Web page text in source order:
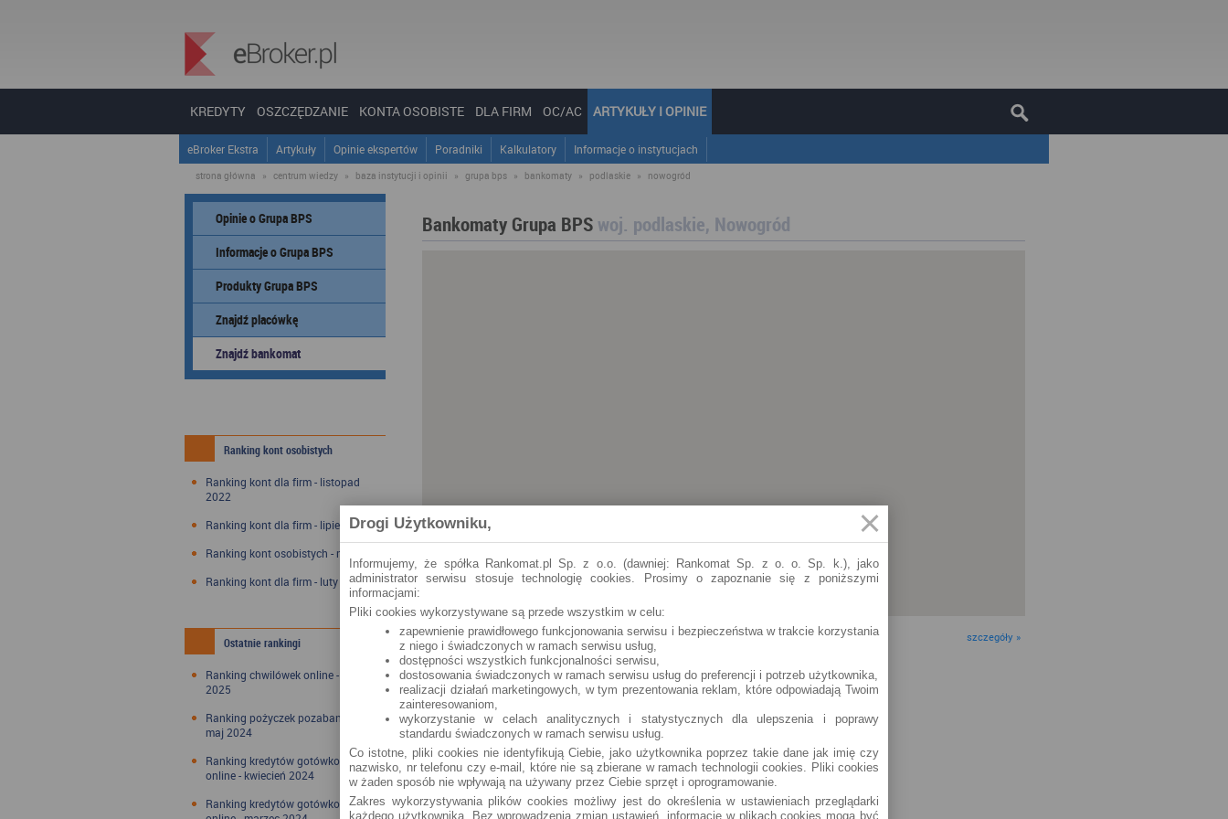
KREDYTY OSZCZĘDZANIE KONTA OSOBISTE DLA FIRM OC/AC ARTYKUŁY I OPINIE
eBroker Ekstra Artykuły Opinie ekspertów Poradniki Kalkulatory Informacje o instytucjach
strona główna » centrum wiedzy » baza instytucji i opinii » grupa bps » bankomaty » podlaskie » nowogród
Opinie o Grupa BPS
Informacje o Grupa BPS
Produkty Grupa BPS
Znajdź placówkę
Znajdź bankomat
Ranking kont osobistych
Ranking kont dla firm - listopad
2022
Ranking kont dla firm - lipiec 2022
Ranking kont osobistych - maj 2022
Ranking kont dla firm - luty 2022
Ostatnie rankingi
Ranking chwilówek online - styczeń
2025
Ranking pożyczek pozabankowych -
maj 2024
Ranking kredytów gotówkowych
online - kwiecień 2024
Ranking kredytów gotówkowych
Bankomaty Grupa BPS woj. podlaskie, Nowogród
Nowogród Nadnarwiańska 1 (24h) szczegóły »
Drogi Użytkowniku,
Informujemy, że spółka Rankomat.pl Sp. z o.o. (dawniej: Rankomat Sp. z o. o. Sp. k.), jako
administrator serwisu stosuje technologię cookies. Prosimy o zapoznanie się z poniższymi
informacjami:
Pliki cookies wykorzystywane są przede wszystkim w celu:
zapewnienie prawidłowego funkcjonowania serwisu i bezpieczeństwa w trakcie korzystania
z niego i świadczonych w ramach serwisu usług,
dostępności wszystkich funkcjonalności serwisu,
dostosowania świadczonych w ramach serwisu usług do preferencji i potrzeb użytkownika,
realizacji działań marketingowych, w tym prezentowania reklam, które odpowiadają Twoim
zainteresowaniom,
wykorzystanie w celach analitycznych i statystycznych dla ulepszenia i poprawy
standardu świadczonych w ramach serwisu usług.
Co istotne, pliki cookies nie identyfikują Ciebie, jako użytkownika poprzez takie dane jak imię czy
nazwisko, nr telefonu czy e-mail, które nie są zbierane w ramach technologii cookies. Pliki cookies
w żaden sposób nie wpływają na używany przez Ciebie sprzęt i oprogramowanie.
Zakres wykorzystywania plików cookies możliwy jest do określenia w ustawieniach przeglądarki
każdego użytkownika. Bez wprowadzenia zmian ustawień, informacje w plikach cookies mogą być